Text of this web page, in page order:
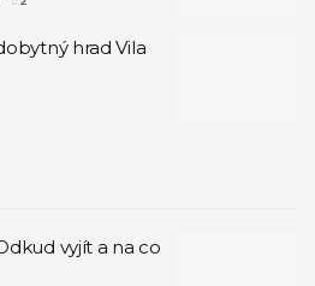
hrad Vila
vyjít a na co